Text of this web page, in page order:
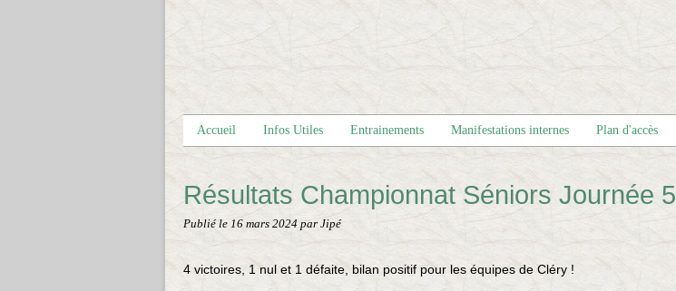
Accueil Infos Utiles Entrainements Manifestations internes Plan d'accès
Résultats Championnat Séniors Journée 5
Publié le 16 mars 2024 par Jipé
4 victoires, 1 nul et 1 défaite, bilan positif pour les équipes de Cléry !